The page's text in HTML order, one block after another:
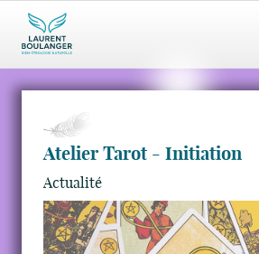
Atelier Tarot - Initiation
Actualité